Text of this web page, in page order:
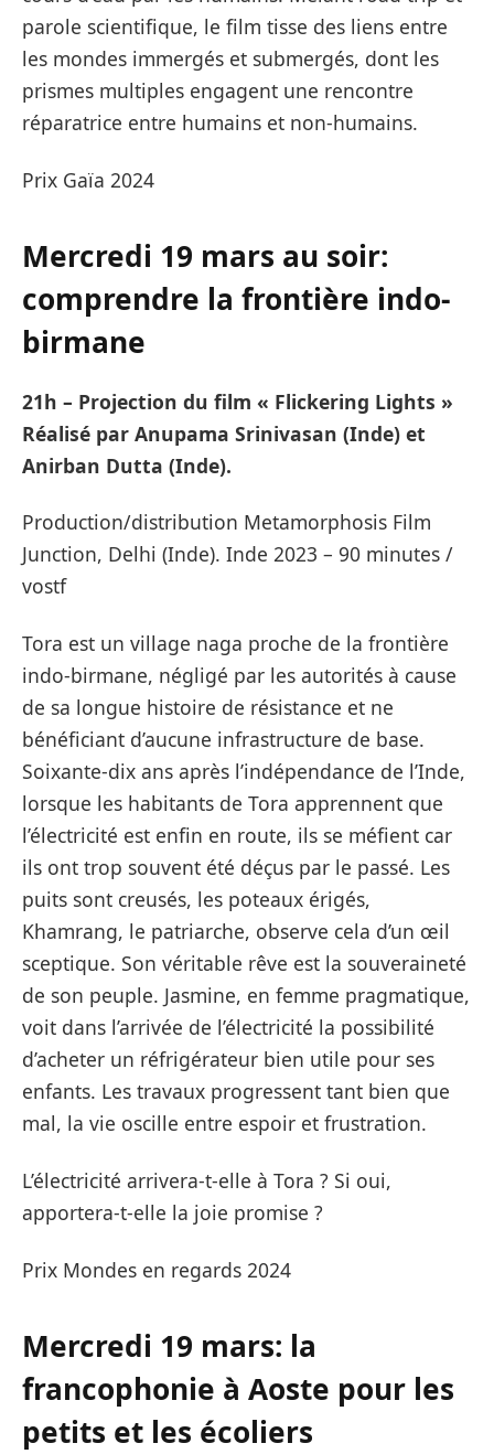
parole scientifique, le film tisse des liens entre
les mondes immergés et submergés, dont les
prismes multiples engagent une rencontre
réparatrice entre humains et non-humains.
Prix Gaïa 2024
Mercredi 19 mars au soir:
comprendre la frontière indo-
birmane
21h – Projection du film « Flickering Lights »
Réalisé par Anupama Srinivasan (Inde) et
Anirban Dutta (Inde).
Production/distribution Metamorphosis Film
Junction, Delhi (Inde). Inde 2023 – 90 minutes /
vostf
Tora est un village naga proche de la frontière
indo-birmane, négligé par les autorités à cause
de sa longue histoire de résistance et ne
bénéficiant d’aucune infrastructure de base.
Soixante-dix ans après l’indépendance de l’Inde,
lorsque les habitants de Tora apprennent que
l’électricité est enfin en route, ils se méfient car
ils ont trop souvent été déçus par le passé. Les
puits sont creusés, les poteaux érigés,
Khamrang, le patriarche, observe cela d’un œil
sceptique. Son véritable rêve est la souveraineté
de son peuple. Jasmine, en femme pragmatique,
voit dans l’arrivée de l’électricité la possibilité
d’acheter un réfrigérateur bien utile pour ses
enfants. Les travaux progressent tant bien que
mal, la vie oscille entre espoir et frustration.
L’électricité arrivera-t-elle à Tora ? Si oui,
apportera-t-elle la joie promise ?
Prix Mondes en regards 2024
Mercredi 19 mars: la
francophonie à Aoste pour les
petits et les écoliers